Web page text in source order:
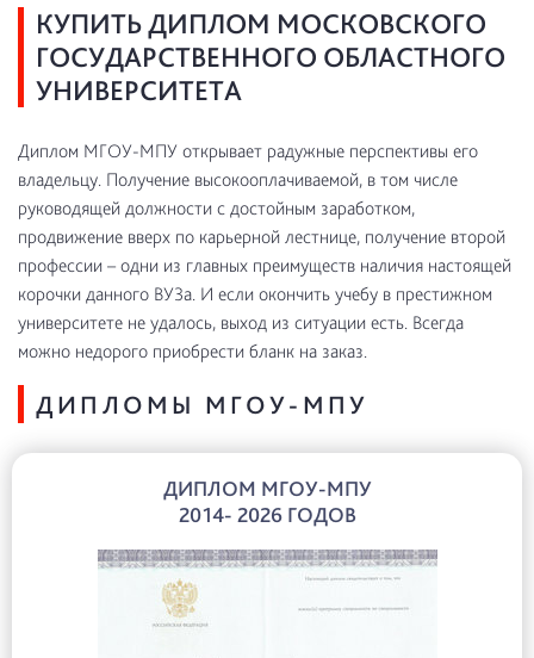
КУПИТЬ ДИПЛОМ МОСКОВСКОГО
ГОСУДАРСТВЕННОГО ОБЛАСТНОГО
УНИВЕРСИТЕТА
Диплом МГОУ-МПУ открывает радужные перспективы его
владельцу. Получение высокооплачиваемой, в том числе
руководящей должности с достойным заработком,
продвижение вверх по карьерной лестнице, получение второй
профессии – одни из главных преимуществ наличия настоящей
корочки данного ВУЗа. И если окончить учебу в престижном
университете не удалось, выход из ситуации есть. Всегда
можно недорого приобрести бланк на заказ.
ДИПЛОМЫ МГОУ-МПУ
ДИПЛОМ МГОУ-МПУ
2014- 2026 ГОДОВ